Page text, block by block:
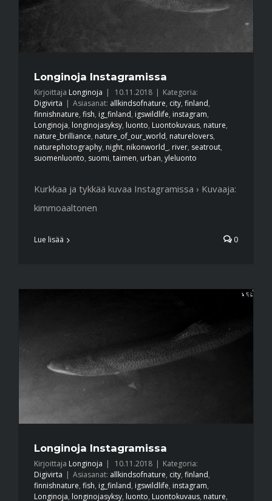
Longinoja Instagramissa
Kirjoittaja Longinoja | 10.11.2018 | Kategoria:
Digivirta | Asiasanat: allkindsofnature, city, finland,
finnishnature, fish, ig_finland, igswildlife, instagram,
Longinoja, longinojasyksy, luonto, Luontokuvaus, nature,
nature_brilliance, nature_of_our_world, naturelovers,
naturephotography, night, nikonworld_ , river, seatrout,
suomenluonto, suomi, taimen, urban, yleluonto
Kurkkaa ja tykkää kuvaa Instagramissa › Kuvaaja:
kimmoaaltonen
Lue lisää 0
Longinoja Instagramissa
Kirjoittaja Longinoja | 10.11.2018 | Kategoria:
Digivirta | Asiasanat: allkindsofnature, city, finland,
finnishnature, fish, ig_finland, igswildlife, instagram,
Longinoja, longinojasyksy, luonto, Luontokuvaus, nature,